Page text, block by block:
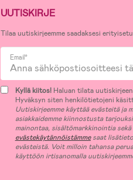
UUTISKIRJE
Tilaa uutiskirjeemme saadaksesi
Email*
Kyllä kiitos!Haluan tilata uutiskirjeen
Hyväksyn siten henkilötietojeni
Uutiskirjeemme käyttää evästeitä ja
asiakkaidemme kiinnostusta
mainontaa, sisältömarkkinointia
evästekäytännöistämmesaat
evästeistä. Voit milloin tahansa
käyttöön irtisanomalla